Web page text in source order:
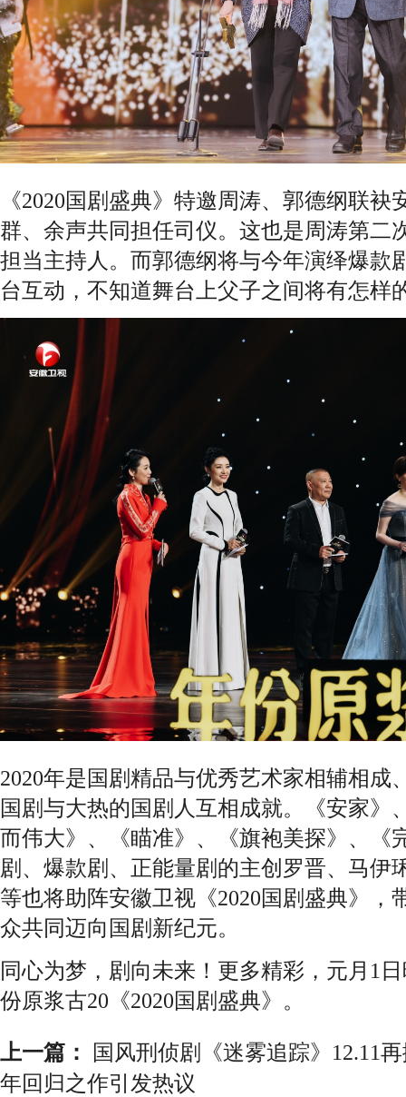
《2020国剧盛典》特邀周涛、郭德纲联
群、余声共同担任司仪。这也是周涛第二
担当主持人。而郭德纲将与今年演绎爆款
台互动，不知道舞台上父子之间将有怎样
2020年是国剧精品与优秀艺术家相辅相成
国剧与大热的国剧人互相成就。《安家》
而伟大》、《瞄准》、《旗袍美探》、《
剧、爆款剧、正能量剧的主创罗晋、马伊
等也将助阵安徽卫视《2020国剧盛典》，
众共同迈向国剧新纪元。
同心为梦，剧向未来！更多精彩，元月1
份原浆古20《2020国剧盛典》。
上一篇：
国风刑侦剧《迷雾追踪》12.11
年回归之作引发热议